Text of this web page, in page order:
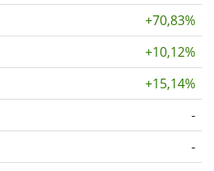
+70,83%
+10,12%
+15,14%
-
-